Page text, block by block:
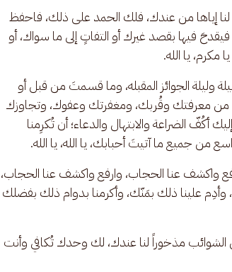
لنا إياها من عندك، فلك الحمد على ذلك، فاحفظ
فيها بقصد غيرك أو التفاتٍ إلى ما سواك، أو
مكرم، يا الله.
وليلة الجوائز المقبله، وما قسمتَ من قبل أو
معرفتك وقُربك، ومغفرتك وعفوك، وتجاوزك
الضراعة والابتهال والدعاء؛ أن تُكرِمنا
من جميع ما آتيتَ أحبابك، يا الله، يا الله.
واكشف عنا الحجاب، وارفع واكشف عنا الحجاب،
وأدِم علينا ذلك بمَنّك، وأكرمنا بدوام ذلك بفضلك
الشوائب مذخوراً لنا عندك، لك وحدك تُكافي وأنت